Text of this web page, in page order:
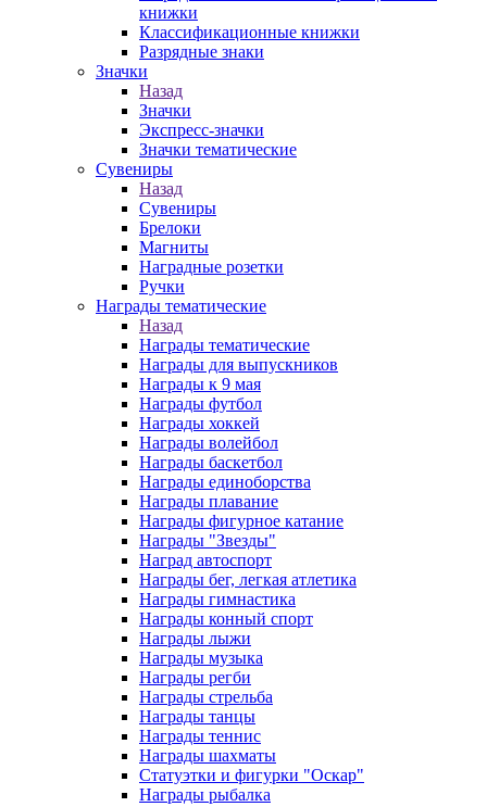
книжки
Классификационные книжки
Разрядные знаки
Значки
Назад
Значки
Экспресс-значки
Значки тематические
Сувениры
Назад
Сувениры
Брелоки
Магниты
Наградные розетки
Ручки
Награды тематические
Назад
Награды тематические
Награды для выпускников
Награды к 9 мая
Награды футбол
Награды хоккей
Награды волейбол
Награды баскетбол
Награды единоборства
Награды плавание
Награды фигурное катание
Награды "Звезды"
Наград автоспорт
Награды бег, легкая атлетика
Награды гимнастика
Награды конный спорт
Награды лыжи
Награды музыка
Награды регби
Награды стрельба
Награды танцы
Награды теннис
Награды шахматы
Статуэтки и фигурки "Оскар"
Награды рыбалка